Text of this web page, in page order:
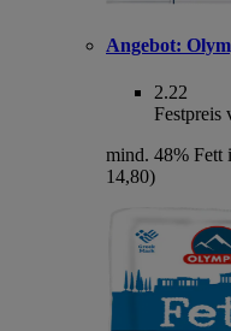
Angebot:
2.22
Festpreis
mind. 48% Fett
14,80)